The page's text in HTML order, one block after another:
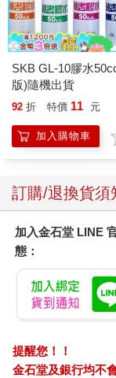
SKB GL-10膠水
版)隨機出貨
92 折 特價 11 元
加入購物車
訂購/退換貨須
加入金石堂 LINE
態：
提醒您！！
金石堂及銀行均不